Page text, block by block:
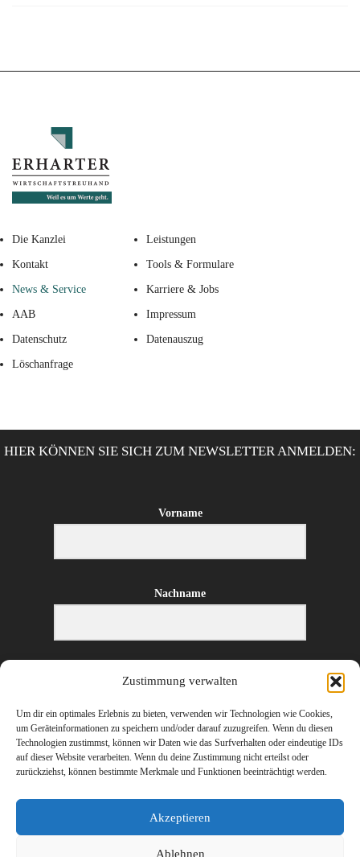
Zustimmung verwalten
Um dir ein optimales Erlebnis zu bieten, verwenden wir Technologien wie Cookies,
um Geräteinformationen zu speichern und/oder darauf zuzugreifen. Wenn du diesen
Technologien zustimmst, können wir Daten wie das Surfverhalten oder eindeutige IDs
auf dieser Website verarbeiten. Wenn du deine Zustimmung nicht erteilst oder
zurückziehst, können bestimmte Merkmale und Funktionen beeinträchtigt werden.
Akzeptieren
Ablehnen
Die Kanzlei Leistungen
Kontakt Tools & Formulare
News & Service Karriere & Jobs
AAB Impressum
Datenschutz Datenauszug
Löschanfrage
HIER KÖNNEN SIE SICH ZUM NEWSLETTER ANMELDEN:
Vorname
Nachname
E-Mail-Adresse
ANMELDEN